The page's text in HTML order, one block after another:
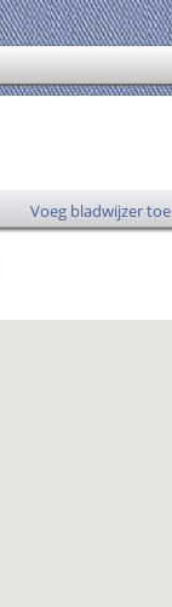
Voeg bladwijzer toe